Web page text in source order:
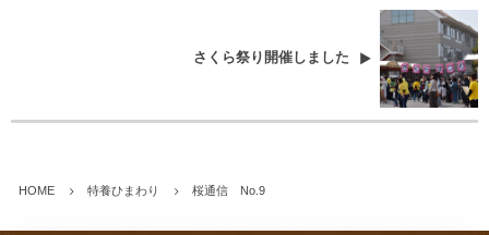
さくら祭り開催しました
HOME 特養ひまわり 桜通信 No.9